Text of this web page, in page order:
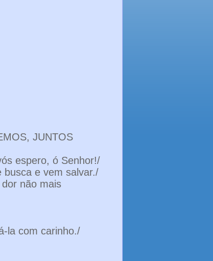
JUNTOS
espero, ó Senhor!/
busca e vem salvar./
não mais
la com carinho./